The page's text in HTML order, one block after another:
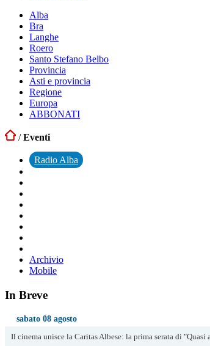
Alba
Bra
Langhe
Roero
Santo Stefano Belbo
Provincia
Asti e provincia
Regione
Europa
ABBONATI
/Eventi
Radio Alba
Archivio
Mobile
In Breve
sabato 08 agosto
Il cinema unisce la Caritas Albese: la prima serata di "Quasi